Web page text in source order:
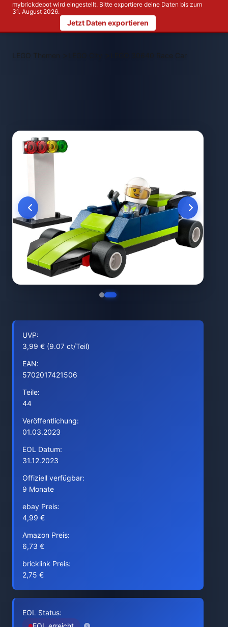
mybrickdepot wird eingestellt. Bitte exportiere deine Daten bis zum
31. August 2026.
Jetzt Daten exportieren
LEGO Themen > LEGO 30640 Race Car
UVP:
3,99 € (9.07 ct/Teil)
EAN:
5702017421506
Teile:
44
Veröffentlichung:
01.03.2023
EOL Datum:
31.12.2023
Offiziell verfügbar:
9 Monate
ebay Preis:
4,99 €
Amazon Preis:
6,73 €
bricklink Preis:
2,75 €
EOL Status: